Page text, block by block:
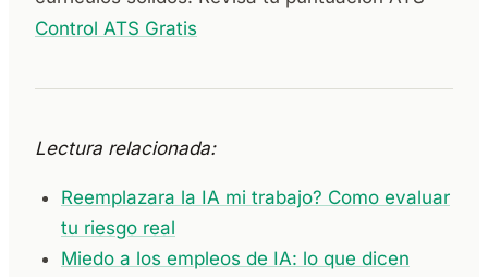
Control ATS Gratis
Lectura relacionada:
Reemplazara la IA mi trabajo? Como evaluar
tu riesgo real
Miedo a los empleos de IA: lo que dicen